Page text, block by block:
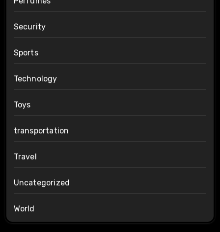
Security
Sports
Technology
Toys
transportation
Travel
Uncategorized
World